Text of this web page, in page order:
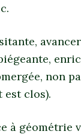
non
est clos).
à géométrie